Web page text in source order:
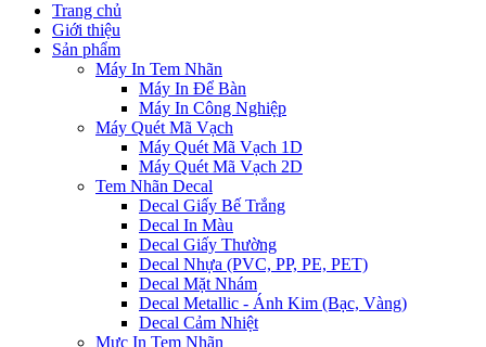
Trang chủ
Giới thiệu
Sản phẩm
Máy In Tem Nhãn
Máy In Để Bàn
Máy In Công Nghiệp
Máy Quét Mã Vạch
Máy Quét Mã Vạch 1D
Máy Quét Mã Vạch 2D
Tem Nhãn Decal
Decal Giấy Bế Trắng
Decal In Màu
Decal Giấy Thường
Decal Nhựa (PVC, PP, PE, PET)
Decal Mặt Nhám
Decal Metallic - Ánh Kim (Bạc, Vàng)
Decal Cảm Nhiệt
Mực In Tem Nhãn